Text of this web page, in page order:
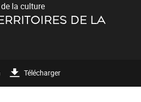
la culture
DE LA
Télécharger